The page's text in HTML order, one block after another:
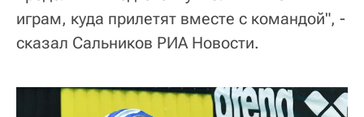
играм, куда прилетят вместе с командой", -
сказал Сальников РИА Новости.